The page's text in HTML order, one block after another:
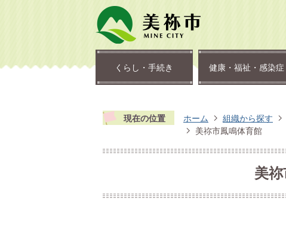
くらし・手続き 健康・福祉・感染症
現在の位置 ホーム 組織から探す
美祢市鳳鳴体育館
美